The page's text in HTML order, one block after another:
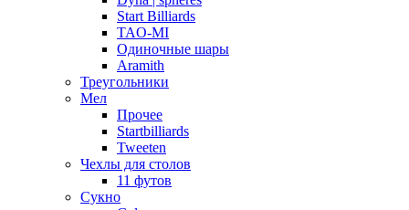
Start Billiards
TAO-MI
Одиночные шары
Aramith
Треугольники
Мел
Прочее
Startbilliards
Tweeten
Чехлы для столов
11 футов
Сукно